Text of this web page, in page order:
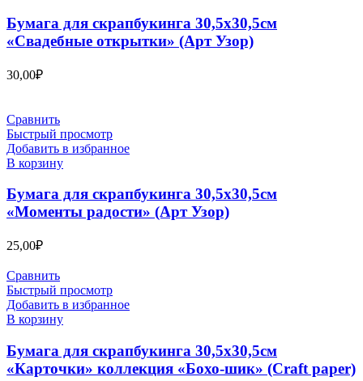
Бумага для скрапбукинга 30,5х30,5см
«Свадебные открытки» (Арт Узор)
30,00₽
Сравнить
Быстрый просмотр
Добавить в избранное
В корзину
Бумага для скрапбукинга 30,5х30,5см
«Моменты радости» (Арт Узор)
25,00₽
Сравнить
Быстрый просмотр
Добавить в избранное
В корзину
Бумага для скрапбукинга 30,5х30,5см
«Карточки» коллекция «Бохо-шик» (Craft paper)